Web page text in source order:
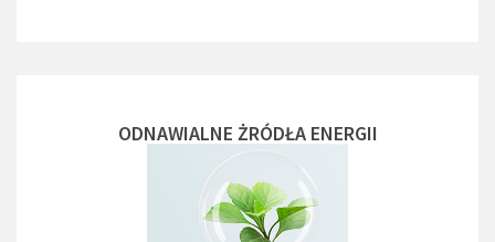
ODNAWIALNE ŻRÓDŁA ENERGII